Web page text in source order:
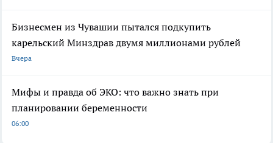
Бизнесмен из Чувашии пытался подкупить
карельский Минздрав двумя миллионами рублей
Вчера
Мифы и правда об ЭКО: что важно знать при
планировании беременности
06:00